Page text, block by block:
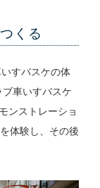
くる
すバスケの体
車いすバスケ
ンストレーショ
体験し、その後